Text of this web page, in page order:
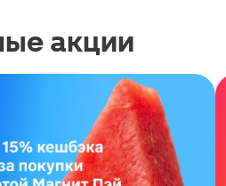
акции